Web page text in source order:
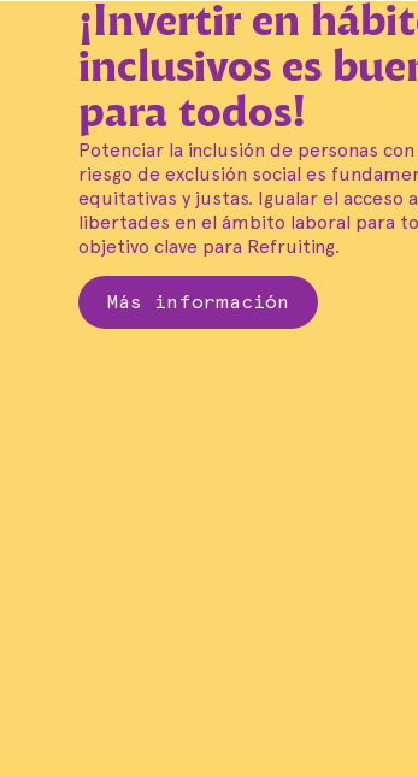
¡Invertir en
inclusivos es
para todos!
Potenciar la inclusión de personas
riesgo de exclusión social es
equitativas y justas. Igualar el acceso
libertades en el ámbito laboral para
objetivo clave para Refruiting.
Más información